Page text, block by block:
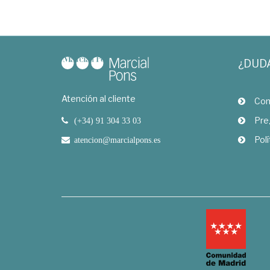
Atención al cliente
(+34) 91 304 33 03
atencion@marcialpons.es